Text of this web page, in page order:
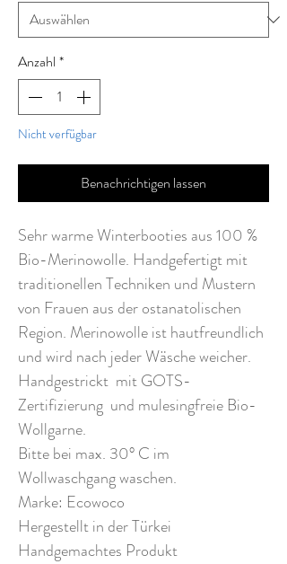
Anzahl *
Nicht verfügbar
Benachrichtigen lassen
Sehr warme Winterbooties aus 100 %
Bio-Merinowolle. Handgefertigt mit
traditionellen Techniken und Mustern
von Frauen aus der ostanatolischen
Region. Merinowolle ist hautfreundlich
und wird nach jeder Wäsche weicher.
Handgestrickt mit GOTS-
Zertifizierung und mulesingfreie Bio-
Wollgarne.
Bitte bei max. 30° C im
Wollwaschgang waschen.
Marke: Ecowoco
Hergestellt in der Türkei
Handgemachtes Produkt